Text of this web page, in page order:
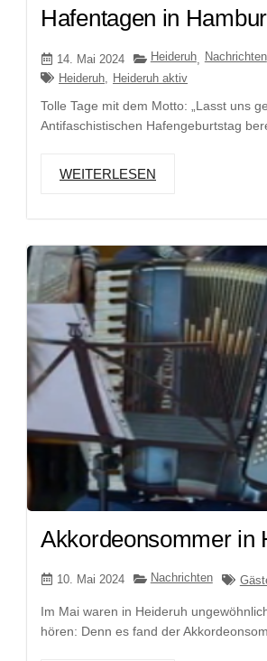
Hafentagen in
14. Mai 2024 Heideruh,
Nachrichten
Heideruh
Heideruh aktiv
Tolle Tage mit dem Motto: „Lasst uns
Antifaschistischen Hafengeburtstag
WEITERLESEN
Akkordeonsommer in
10. Mai 2024 Nachrichten
Im Mai waren in Heideruh
hören: Denn es fand der